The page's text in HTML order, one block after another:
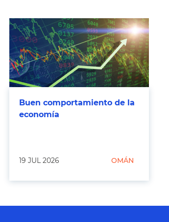
Buen comportamiento de la
economía
19 JUL 2026 OMÁN